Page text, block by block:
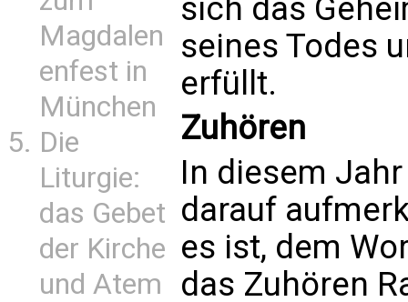
Magdalen
enfest in
München
Die
Liturgie:
das Gebet
der Kirche
und Atem
sich das
seines Todes
erfüllt.
Zuhören
In diesem
darauf
es ist, dem
das Zuhören